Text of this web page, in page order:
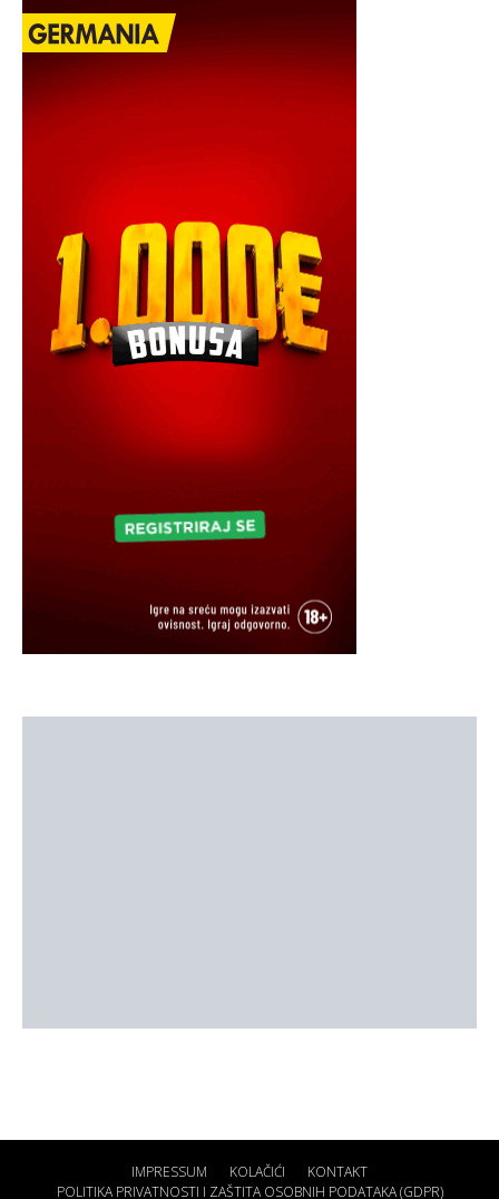
IMPRESSUM KOLAČIĆI
KONTAKT
POLITIKA PRIVATNOSTI I ZAŠTITA OSOBNIH PODATAKA (GDPR)